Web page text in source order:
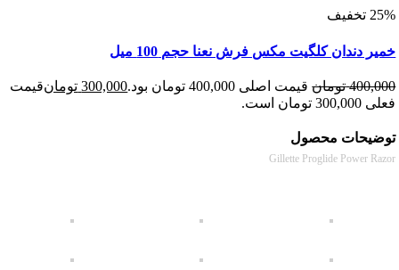
دندان کلگیت مکس فرش نعنا حجم 100 میل
تومان قیمت اصلی 400,000 تومان بود. 300,000 تومانقیمت
است.
محصول
Gillette Proglide Power